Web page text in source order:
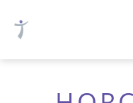
luth.
Nürnberg